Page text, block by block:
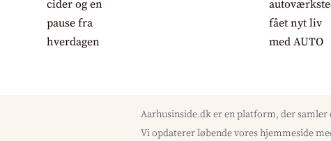
Aarhusinside.dk er en platform, der
Vi opdaterer løbende vores hjemmeside